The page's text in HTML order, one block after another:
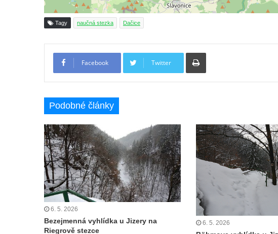
Tagy naučná stezka Dačice
Facebook Twitter
Tisknout
Podobné články
6. 5. 2026
Bezejmenná vyhlídka u Jizery na
Riegrově stezce
6. 5. 2026